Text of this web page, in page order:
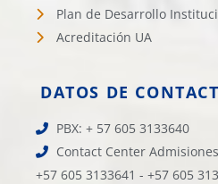
Plan de Desarrollo
Acreditación UA
DATOS DE
PBX: + 57 605 3133640
Contact Center
+57 605 3133641 - +57 605